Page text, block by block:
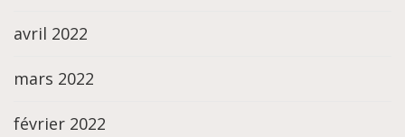
avril 2022
mars 2022
février 2022